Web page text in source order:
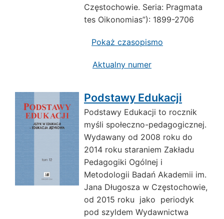
Częstochowie. Seria: Pragmata
tes Oikonomias”): 1899-2706
Pokaż czasopismo
Aktualny numer
Podstawy Edukacji
Podstawy Edukacji to rocznik
myśli społeczno-pedagogicznej.
Wydawany od 2008 roku do
2014 roku staraniem Zakładu
Pedagogiki Ogólnej i
Metodologii Badań Akademii im.
Jana Długosza w Częstochowie,
od 2015 roku jako periodyk
pod szyldem Wydawnictwa